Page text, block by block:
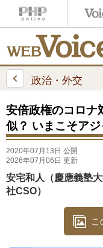
政治・外交
安倍政権のコロナ
似？ いまこそア
2020年07月13日 公開
2026年07月06日 更新
安宅和人（慶應義塾
社CSO）
こ